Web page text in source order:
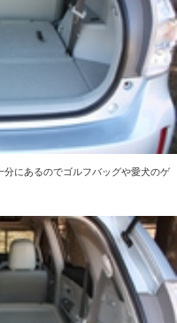
にあるのでゴルフバッグや愛犬のゲ